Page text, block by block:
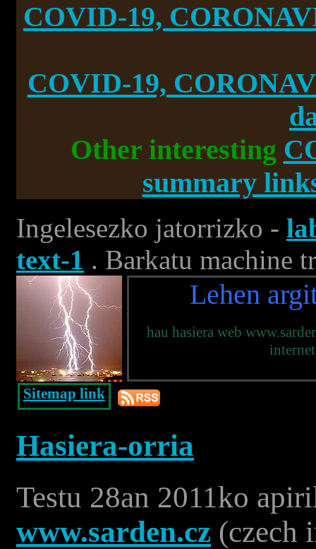
COVID-19,
COVID-19,
Other interesting
summary
Ingelesezko jatorrizko -
text-1 . Barkatu machine
Lehen
hau hasiera web
Sitemap link
Hasiera-orria
Testu 28an 2011ko
www.sarden.cz (czech